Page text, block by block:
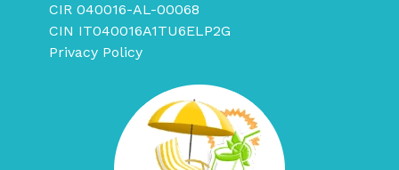
CIR 040016-AL-00068
CIN IT040016A1TU6ELP2G
Privacy Policy